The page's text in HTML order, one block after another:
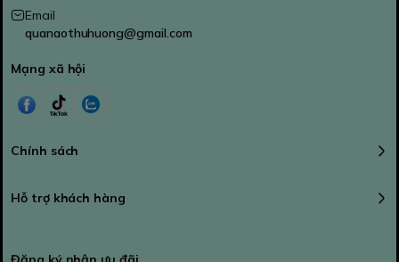
Email
quanaothuhuong@gmail.com
Mạng xã hội
Chính sách
Hỗ trợ khách hàng